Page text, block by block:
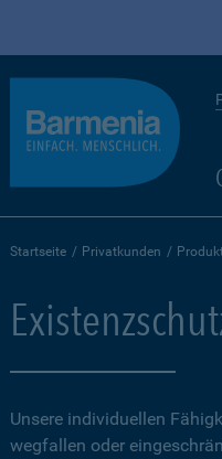
Startseite Privatkunden
Unsere individuellen
wegfallen oder